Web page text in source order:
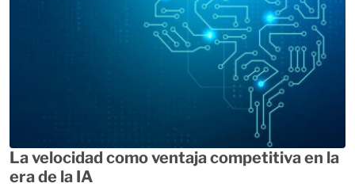
La velocidad como ventaja competitiva en la
era de la IA